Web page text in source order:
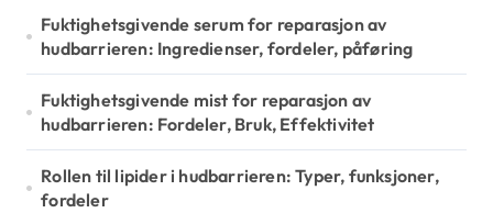
a
t
i
o
n
Fuktighetsgivende serum for reparasjon av
hudbarrieren: Ingredienser, fordeler, påføring
Fuktighetsgivende mist for reparasjon av
hudbarrieren: Fordeler, Bruk, Effektivitet
Rollen til lipider i hudbarrieren: Typer, funksjoner,
fordeler